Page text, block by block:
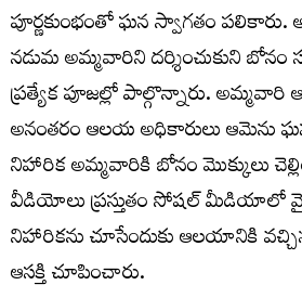
పూర్ణకుంభంతో ఘన స్వాగతం
నడుమ అమ్మవారిని దర్శించుకుని
ప్రత్యేక పూజల్లో పాల్గొన్నారు.
అనంతరం ఆలయ అధికారులు ఆమెను
నిహారిక అమ్మవారికి బోనం మొక్కులు
వీడియోలు ప్రస్తుతం సోషల్ మీడియాలో
నిహారికను చూసేందుకు ఆలయానికి
ఆసక్తి చూపించారు.